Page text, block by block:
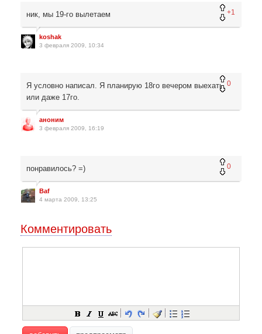
+1
ник, мы 19-го вылетаем
koshak
3 февраля 2009, 10:34
0
Я условно написал. Я планирую 18го вечером выехать,
или даже 17го.
аноним
3 февраля 2009, 16:19
0
понравилось? =)
Baf
4 марта 2009, 13:25
Комментировать